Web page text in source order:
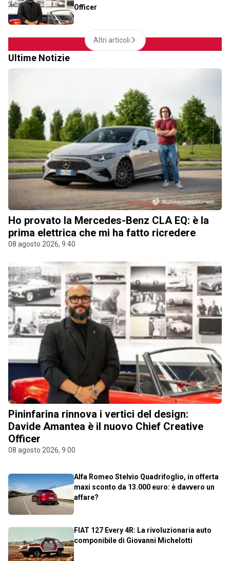
Officer
Altri articoli
Ultime Notizie
Ho provato la Mercedes-Benz CLA EQ: è la
prima elettrica che mi ha fatto ricredere
08 agosto 2026, 9.40
Pininfarina rinnova i vertici del design:
Davide Amantea è il nuovo Chief Creative
Officer
08 agosto 2026, 9.00
Alfa Romeo Stelvio Quadrifoglio, in offerta
maxi sconto da 13.000 euro: è davvero un
affare?
FIAT 127 Every 4R: La rivoluzionaria auto
componibile di Giovanni Michelotti